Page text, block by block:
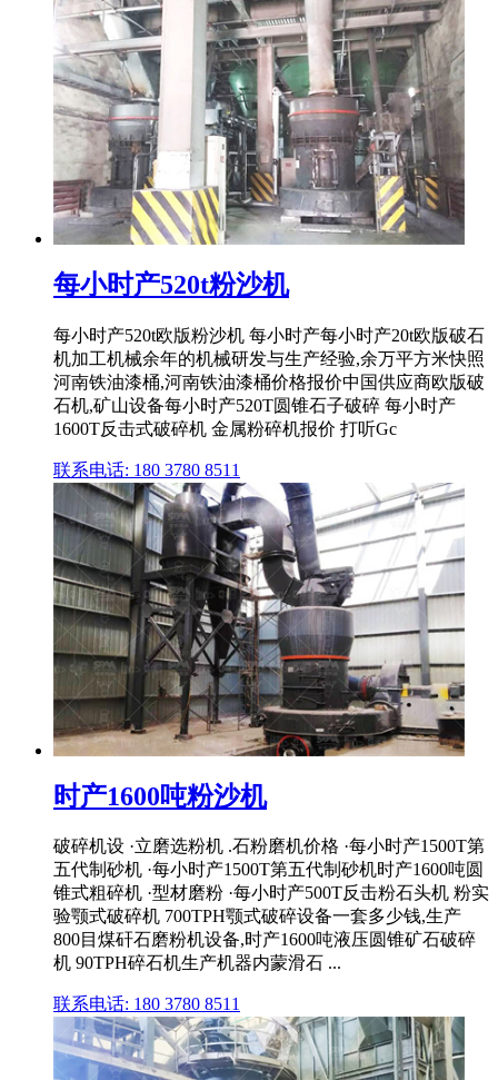
每小时产520t粉沙机
每小时产520t欧版粉沙机 每小时产每小时产20t欧版破石
机加工机械余年的机械研发与生产经验,余万平方米快照
河南铁油漆桶,河南铁油漆桶价格报价中国供应商欧版破
石机,矿山设备每小时产520T圆锥石子破碎 每小时产
1600T反击式破碎机 金属粉碎机报价 打听Gc
联系电话: 180 3780 8511
时产1600吨粉沙机
破碎机设 ·立磨选粉机 .石粉磨机价格 ·每小时产1500T第
五代制砂机 ·每小时产1500T第五代制砂机时产1600吨圆
锥式粗碎机 ·型材磨粉 ·每小时产500T反击粉石头机 粉实
验颚式破碎机 700TPH颚式破碎设备一套多少钱,生产
800目煤矸石磨粉机设备,时产1600吨液压圆锥矿石破碎
机 90TPH碎石机生产机器内蒙滑石 ...
联系电话: 180 3780 8511